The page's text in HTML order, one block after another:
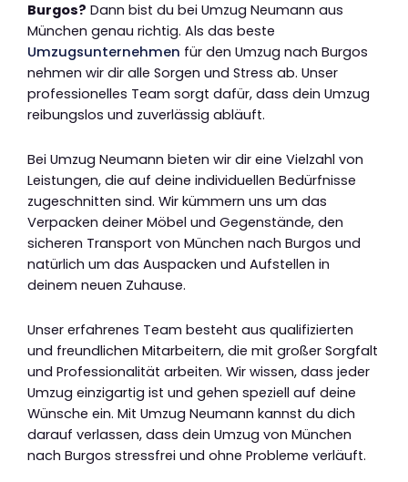
Burgos? Dann bist du bei Umzug Neumann aus
München genau richtig. Als das beste
Umzugsunternehmen für den Umzug nach Burgos
nehmen wir dir alle Sorgen und Stress ab. Unser
professionelles Team sorgt dafür, dass dein Umzug
reibungslos und zuverlässig abläuft.
Bei Umzug Neumann bieten wir dir eine Vielzahl von
Leistungen, die auf deine individuellen Bedürfnisse
zugeschnitten sind. Wir kümmern uns um das
Verpacken deiner Möbel und Gegenstände, den
sicheren Transport von München nach Burgos und
natürlich um das Auspacken und Aufstellen in
deinem neuen Zuhause.
Unser erfahrenes Team besteht aus qualifizierten
und freundlichen Mitarbeitern, die mit großer Sorgfalt
und Professionalität arbeiten. Wir wissen, dass jeder
Umzug einzigartig ist und gehen speziell auf deine
Wünsche ein. Mit Umzug Neumann kannst du dich
darauf verlassen, dass dein Umzug von München
nach Burgos stressfrei und ohne Probleme verläuft.